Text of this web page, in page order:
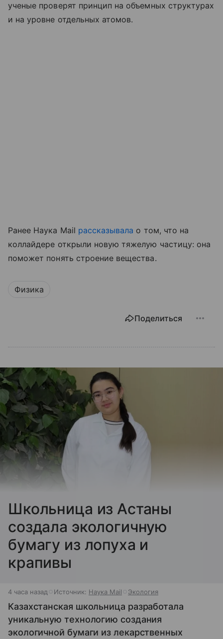
ученые проверят принцип на объемных структурах
и на уровне отдельных атомов.
Ранее Наука Mail рассказывала о том, что на
коллайдере открыли новую тяжелую частицу: она
поможет понять строение вещества.
Физика
Поделиться
Школьница из Астаны
создала экологичную
бумагу из лопуха и
крапивы
4 часа назад Источник: Наука Mail Экология
Казахстанская школьница разработала
уникальную технологию создания
экологичной бумаги из лекарственных